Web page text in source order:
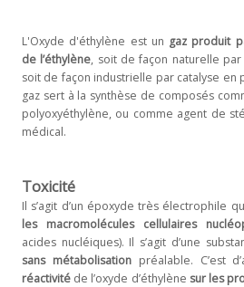
DOSSIERS
Médias
Liens
utiles
CONTACT
L'Oxyde d'éthylène est un gaz produit
de l’éthylène, soit de façon naturelle
soit de façon industrielle par catalyse en
gaz sert à la synthèse de composés
polyoxyéthylène, ou comme agent de
médical.
Toxicité
Il s’agit d’un époxyde très électrophile
les macromolécules cellulaires
acides nucléiques). Il s’agit d’une
sans métabolisationpréalable. C’est
réactivitéde l’oxyde d’éthylène sur les